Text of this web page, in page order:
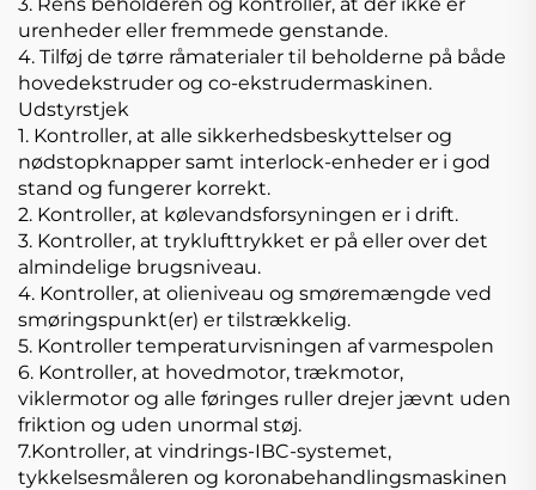
urenheder eller fremmede genstande.
4. Tilføj de tørre råmaterialer til beholderne på både
hovedekstruder og co-ekstrudermaskinen.
Udstyrstjek
1. Kontroller, at alle sikkerhedsbeskyttelser og
nødstopknapper samt interlock-enheder er i god
stand og fungerer korrekt.
2. Kontroller, at kølevandsforsyningen er i drift.
3. Kontroller, at tryklufttrykket er på eller over det
almindelige brugsniveau.
4. Kontroller, at olieniveau og smøremængde ved
smøringspunkt(er) er tilstrækkelig.
5. Kontroller temperaturvisningen af varmespolen
6. Kontroller, at hovedmotor, trækmotor,
viklermotor og alle føringes ruller drejer jævnt uden
friktion og uden unormal støj.
7.Kontroller, at vindrings-IBC-systemet,
tykkelsesmåleren og koronabehandlingsmaskinen